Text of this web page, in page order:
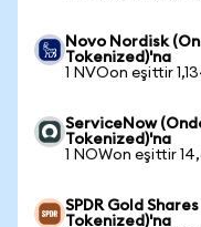
Novo Nordisk
Tokenized)'na
1 NVOon eşittir
ServiceNow
Tokenized)'na
1 NOWon eşittir
SPDR Gold
Tokenized)'na